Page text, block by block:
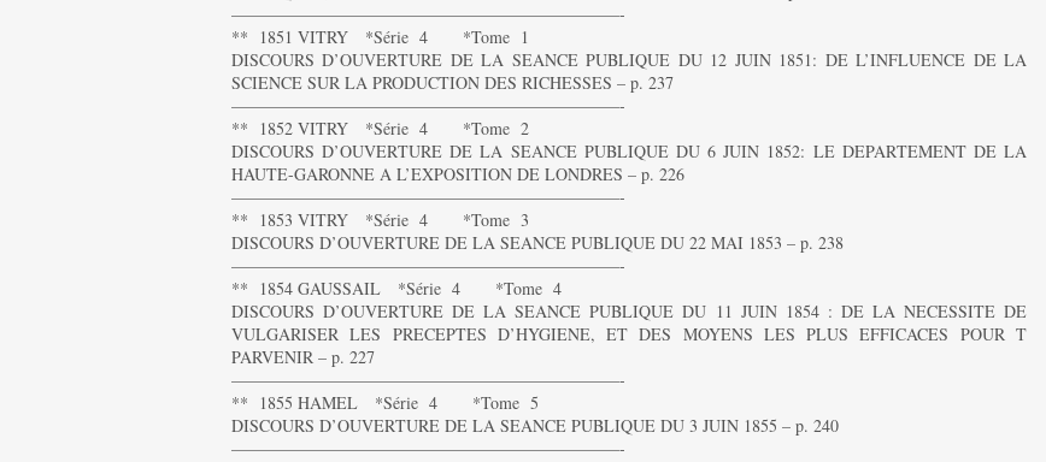
———————————————————————-
** 1851 VITRY *Série 4 *Tome 1
DISCOURS D’OUVERTURE DE LA SEANCE PUBLIQUE DU 12 JUIN 1851: DE L’INFLUENCE DE LA
SCIENCE SUR LA PRODUCTION DES RICHESSES – p. 237
———————————————————————-
** 1852 VITRY *Série 4 *Tome 2
DISCOURS D’OUVERTURE DE LA SEANCE PUBLIQUE DU 6 JUIN 1852: LE DEPARTEMENT DE LA
HAUTE-GARONNE A L’EXPOSITION DE LONDRES – p. 226
———————————————————————-
** 1853 VITRY *Série 4 *Tome 3
DISCOURS D’OUVERTURE DE LA SEANCE PUBLIQUE DU 22 MAI 1853 – p. 238
———————————————————————-
** 1854 GAUSSAIL *Série 4 *Tome 4
DISCOURS D’OUVERTURE DE LA SEANCE PUBLIQUE DU 11 JUIN 1854 : DE LA NECESSITE DE
VULGARISER LES PRECEPTES D’HYGIENE, ET DES MOYENS LES PLUS EFFICACES POUR T
PARVENIR – p. 227
———————————————————————-
** 1855 HAMEL *Série 4 *Tome 5
DISCOURS D’OUVERTURE DE LA SEANCE PUBLIQUE DU 3 JUIN 1855 – p. 240
———————————————————————-